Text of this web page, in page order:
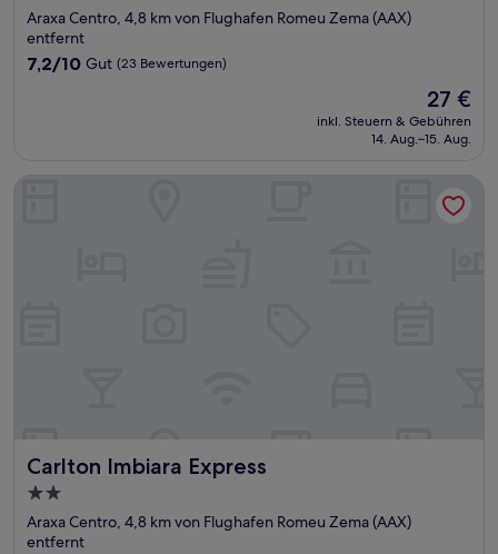
Sterne-
Unterkunft
Araxa Centro, 4,8 km von Flughafen Romeu Zema (AAX)
entfernt
7.2
7,2/10 Gut (23 Bewertungen)
Der
Preis
beträgt
27 €
inkl. Steuern & Gebühren
14. Aug.–15. Aug.
Carlton Imbiara Express
Carlton Imbiara Express
2.0-
Sterne-
Unterkunft
Araxa Centro, 4,8 km von Flughafen Romeu Zema (AAX)
entfernt
Carlton Imbiara Express